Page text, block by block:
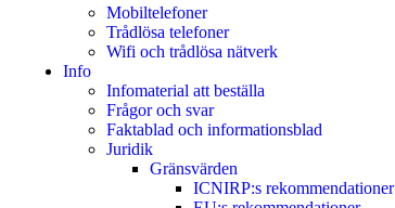
Mobiltelefoner
Trådlösa telefoner
Wifi och trådlösa nätverk
Info
Infomaterial att beställa
Frågor och svar
Faktablad och informationsblad
Juridik
Gränsvärden
ICNIRP:s rekommendationer